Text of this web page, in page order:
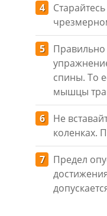
Правильно
спины. То
мышцы
Не
коленках.
Предел